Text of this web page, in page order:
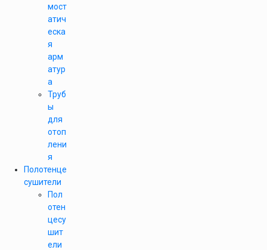
мост
атич
еска
я
арм
атур
а
Труб
ы
для
отоп
лени
я
Полотенце
сушители
Пол
отен
цесу
шит
ели